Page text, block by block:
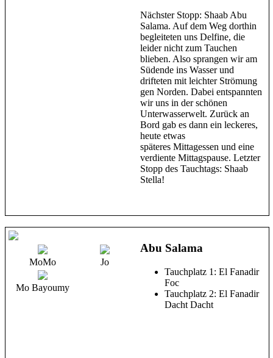
Nächster Stopp: Shaab Abu
Salama. Auf dem Weg dorthin
begleiteten uns Delfine, die
leider nicht zum Tauchen
blieben. Also sprangen wir am
Südende ins Wasser und
drifteten mit leichter Strömung
gen Norden. Dabei entspannten
wir uns in der schönen
Unterwasserwelt. Zurück an
Bord gab es dann ein leckeres,
heute etwas
späteres Mittagessen und eine
verdiente Mittagspause. Letzter
Stopp des Tauchtags: Shaab
Stella!
MoMo Jo
Mo Bayoumy
Abu Salama
Tauchplatz 1: El Fanadir
Foc
Tauchplatz 2: El Fanadir
Dacht Dacht